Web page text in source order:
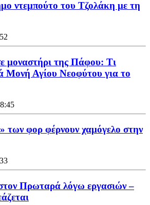
ντεμπούτο του Τζολάκη με τη
μοναστήρι της Πάφου: Τι
Μονή Αγίου Νεοφύτου για το
των φορ φέρνουν χαμόγελο στην
Πρωταρά λόγω εργασιών –